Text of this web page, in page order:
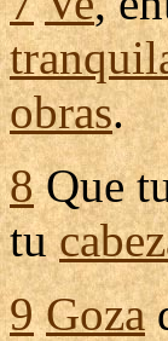
obras.
8Que
tu
9 Goza